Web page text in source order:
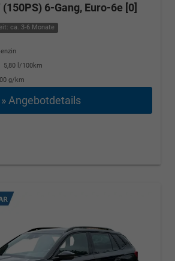
6-Gang, Euro-6e [0]
ca. 3-6 Monate
5,80 l/100km
g/km
» Angebotdetails